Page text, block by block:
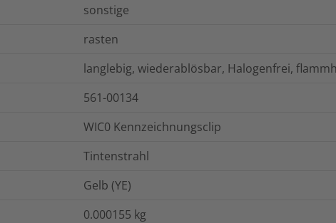
sonstige
rasten
langlebig, wiederablösbar, Halogenfrei,
561-00134
WIC0 Kennzeichnungsclip
Tintenstrahl
Gelb (YE)
0.000155 kg